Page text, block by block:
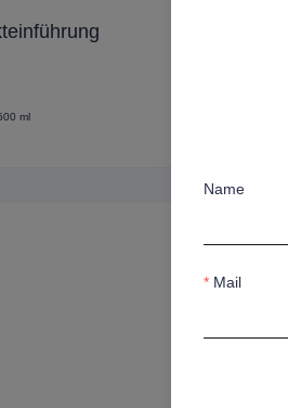
ml
Name
Mail